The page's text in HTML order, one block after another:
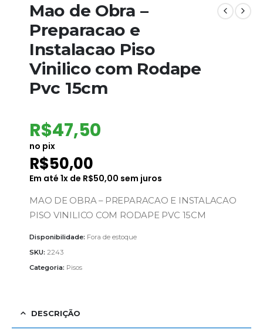
Mao de Obra –
Preparacao e
Instalacao Piso
Vinilico com Rodape
Pvc 15cm
R$47,50
no pix
R$50,00
Em até 1x de R$50,00 sem juros
MAO DE OBRA – PREPARACAO E INSTALACAO
PISO VINILICO COM RODAPE PVC 15CM
Disponibilidade: Fora de estoque
SKU: 2243
Categoria: Pisos
DESCRIÇÃO